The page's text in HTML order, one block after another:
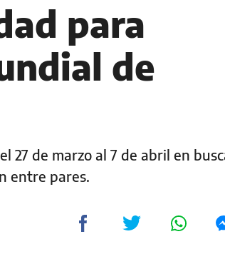
para
de
27 de marzo al 7 de abril en
entre pares.